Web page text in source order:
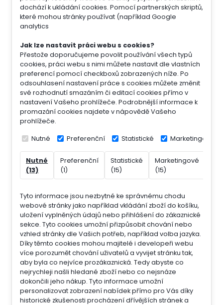
dochází k ukládání cookies. Pomocí partnerských skriptů,
které mohou stránky používat (například Google
analytics
Jak lze nastavit práci webu s cookies?
Přestože doporučujeme povolit používání všech typů
cookies, práci webu s nimi můžete nastavit dle vlastních
preferencí pomocí checkboxů zobrazených níže. Po
odsouhlasení nastavení práce s cookies můžete změnit
své rozhodnutí smazáním či editací cookies přímo v
nastavení Vašeho prohlížeče. Podrobnější informace k
promazání cookies najdete v nápovědě Vašeho
prohlížeče.
Nutné Preferenční Statistické Marketingové
Nutné
(13)
Preferenční
(1)
Statistické
(15)
Marketingové
(15)
Tyto informace jsou nezbytné ke správnému chodu
webové stránky jako například vkládání zboží do košíku,
uložení vyplněných údajů nebo přihlášení do zákaznické
sekce. Tyto cookies umožní přizpůsobit chování nebo
vzhled stránky dle Vašich potřeb, například volba jazyka.
Díky těmto cookies mohou majitelé i developeři webu
více porozumět chování uživatelů a vyvijet stránku tak,
aby byla co nejvíce prozákaznická. Tedy abyste co
nejrychleji našli hledané zboží nebo co nejsnáze
dokončili jeho nákup. Tyto informace umožní
personalizovat zobrazení nabídek přímo pro Vás díky
historické zkušenosti procházení dřívějších stránek a